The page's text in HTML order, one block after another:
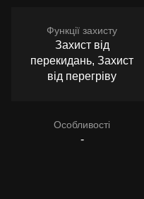
Функції захисту
Захист від
перекидань, Захист
від перегріву
Особливості
-